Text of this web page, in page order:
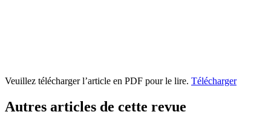
Veuillez télécharger l’article en PDF pour le lire. Télécharger
Autres articles de cette revue